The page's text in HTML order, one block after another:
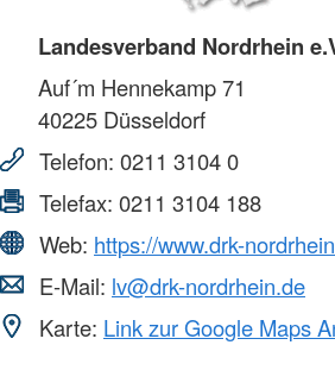
Landesverband Nordrhein
Auf´m Hennekamp 71
40225 Düsseldorf
Telefon: 0211 3104 0
Telefax: 0211 3104 188
Web: https://www.drk-
E-Mail: lv@drk-nordrhein.de
Karte: Link zur Google Maps